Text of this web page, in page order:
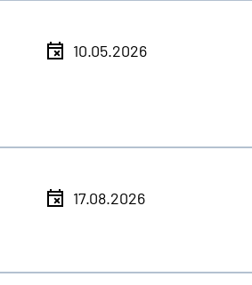
10.05.2026
17.08.2026